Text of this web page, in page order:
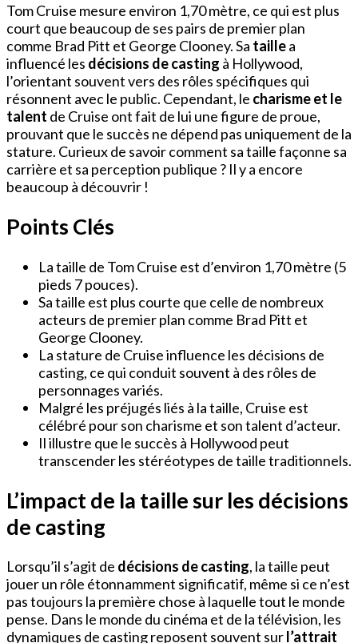
Tom Cruise mesure environ 1,70 mètre, ce qui est plus
court que beaucoup de ses pairs de premier plan
comme Brad Pitt et George Clooney. Sa taillea
influencé les décisions de casting à Hollywood,
l’orientant souvent vers des rôles spécifiques qui
résonnent avec le public. Cependant, le charisme et le
talent de Cruise ont fait de lui une figure de proue,
prouvant que le succès ne dépend pas uniquement de la
stature. Curieux de savoir comment sa taille façonne sa
carrière et sa perception publique ? Il y a encore
beaucoup à découvrir !
Points Clés
La taille de Tom Cruise est d’environ 1,70 mètre (5
pieds 7 pouces).
Sa taille est plus courte que celle de nombreux
acteurs de premier plan comme Brad Pitt et
George Clooney.
La stature de Cruise influence les décisions de
casting, ce qui conduit souvent à des rôles de
personnages variés.
Malgré les préjugés liés à la taille, Cruise est
célébré pour son charisme et son talent d’acteur.
Il illustre que le succès à Hollywood peut
transcender les stéréotypes de taille traditionnels.
L’impact de la taille sur les décisions
de casting
Lorsqu’il s’agit de décisions de casting, la taille peut
jouer un rôle étonnamment significatif, même si ce n’est
pas toujours la première chose à laquelle tout le monde
pense. Dans le monde du cinéma et de la télévision, les
dynamiques de casting reposent souvent surl’attrait